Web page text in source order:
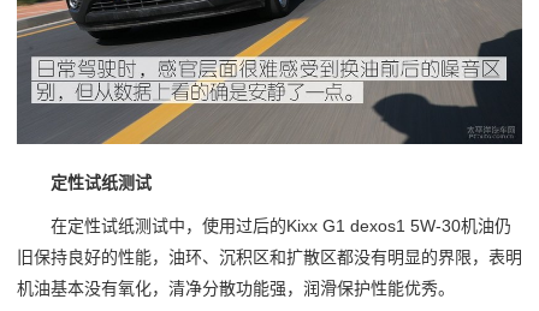
定性试纸测试
在定性试纸测试中，使用过后的Kixx G1 dexos1 5W-30机油仍
旧保持良好的性能，油环、沉积区和扩散区都没有明显的界限，表明
机油基本没有氧化，清净分散功能强，润滑保护性能优秀。